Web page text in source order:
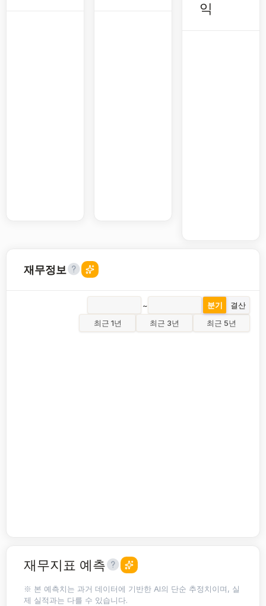
익
재무정보
~ 분기
결산
최근 1년
최근 3년 최근 5년
재무지표 예측
※ 본 예측치는 과거 데이터에 기반한 AI의 단순 추정치이며, 실
제 실적과는 다를 수 있습니다.